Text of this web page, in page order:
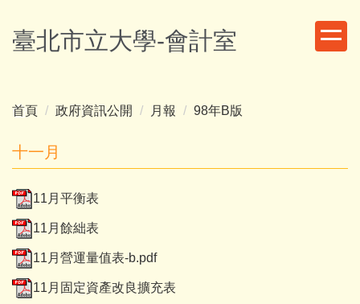
到
主
容
臺北市立大學-會計室
首頁 政府資訊公開 月報 98年B版
十一月
11月平衡表
11月餘絀表
11月營運量值表-b.pdf
11月固定資產改良擴充表